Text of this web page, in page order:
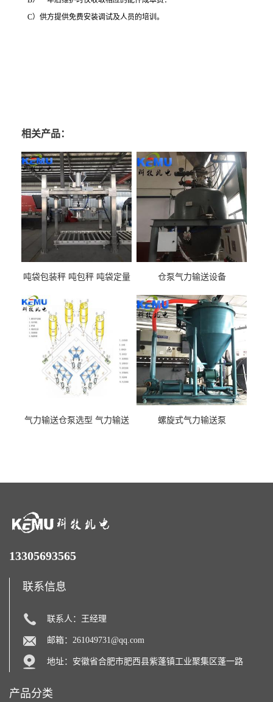
C）供方提供免费安装调试及人员的培训。
相关产品：
吨袋包装秤 吨包秤 吨袋定量
仓泵气力输送设备
气力输送仓泵选型 气力输送
螺旋式气力输送泵
13305693565
联系信息
联系人：王经理
邮箱： 261049731@qq.com
地址：安徽省合肥市肥西县紫蓬镇工业聚集区蓬一路
产品分类